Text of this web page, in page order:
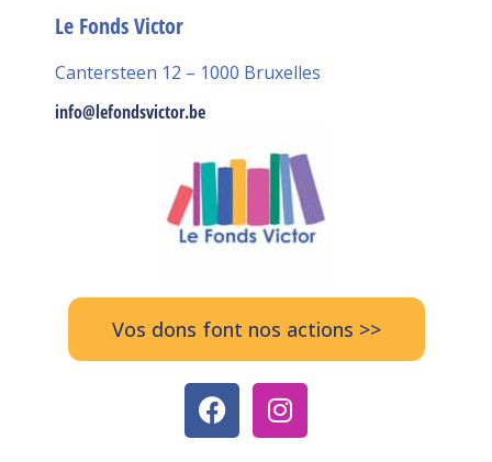
Le Fonds Victor
Cantersteen 12 – 1000 Bruxelles
info@lefondsvictor.be
Vos dons font nos actions >>